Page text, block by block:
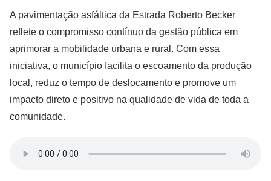
A pavimentação asfáltica da Estrada Roberto Becker
reflete o compromisso contínuo da gestão pública em
aprimorar a mobilidade urbana e rural. Com essa
iniciativa, o município facilita o escoamento da produção
local, reduz o tempo de deslocamento e promove um
impacto direto e positivo na qualidade de vida de toda a
comunidade.